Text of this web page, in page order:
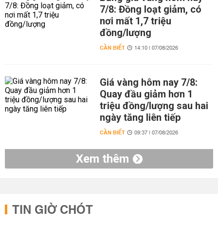
7/8: Đồng loạt giảm, có
nơi mất 1,7 triệu
đồng/lượng
CẦN BIẾT 14:10 | 07/08/2026
Giá vàng hôm nay 7/8:
Quay đầu giảm hơn 1
triệu đồng/lượng sau hai
ngày tăng liên tiếp
CẦN BIẾT 09:37 | 07/08/2026
Xem thêm
TIN GIỜ CHÓT